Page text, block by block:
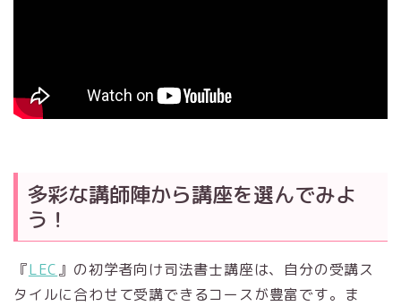
多彩な講師陣から講座を選んでみよ
う！
『LEC』の初学者向け司法書士講座は、自分の受講ス
タイルに合わせて受講できるコースが豊富です。ま